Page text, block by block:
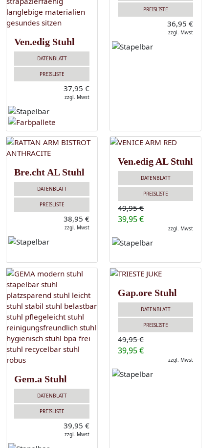
Ven.edig Stuhl
DATENBLATT
PREISLISTE
37,95 €
zzgl. Mwst
PREISLISTE
36,95 €
zzgl. Mwst
Bre.cht AL Stuhl
DATENBLATT
PREISLISTE
38,95 €
zzgl. Mwst
Ven.edig AL Stuhl
DATENBLATT
PREISLISTE
49,95 €
39,95 €
zzgl. Mwst
Gem.a Stuhl
DATENBLATT
PREISLISTE
39,95 €
zzgl. Mwst
Gap.ore Stuhl
DATENBLATT
PREISLISTE
49,95 €
39,95 €
zzgl. Mwst